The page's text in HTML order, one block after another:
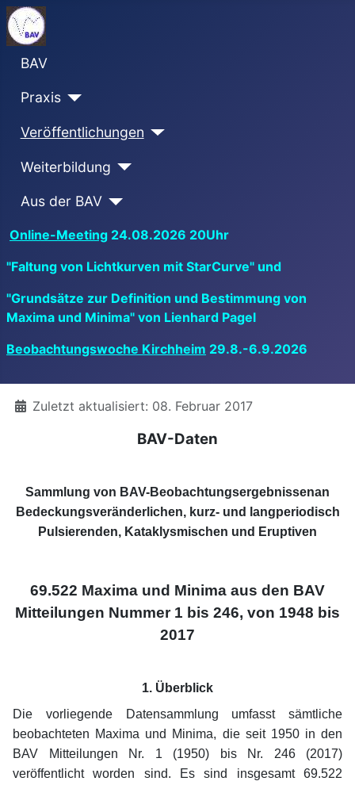
BAV
Praxis
Veröffentlichungen
Weiterbildung
Aus der BAV
Online-Meeting 24.08.2026 20Uhr
"Faltung von Lichtkurven mit StarCurve" und
"Grundsätze zur Definition und Bestimmung von
Maxima und Minima" von Lienhard Pagel
Beobachtungswoche Kirchheim 29.8.-6.9.2026
DetailsZuletzt aktualisiert: 08. Februar 2017
BAV-Daten
Sammlung von BAV-Beobachtungsergebnissenan
Bedeckungsveränderlichen, kurz- und langperiodisch
Pulsierenden, Kataklysmischen und Eruptiven
69.522 Maxima und Minima aus den BAV
Mitteilungen Nummer 1 bis 246, von 1948 bis
2017
1. Überblick
Die vorliegende Datensammlung umfasst sämtliche
beobachteten Maxima und Minima, die seit 1950 in den
BAV Mitteilungen Nr. 1 (1950) bis Nr. 246 (2017)
veröffentlicht worden sind. Es sind insgesamt 69.522